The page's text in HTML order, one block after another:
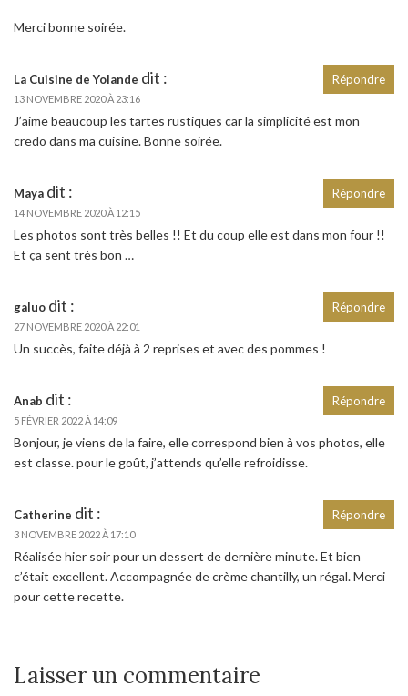
Merci bonne soirée.
La Cuisine de Yolande dit :
13 NOVEMBRE 2020 À 23:16
J’aime beaucoup les tartes rustiques car la simplicité est mon
credo dans ma cuisine. Bonne soirée.
Répondre
Maya dit :
14 NOVEMBRE 2020 À 12:15
Les photos sont très belles !! Et du coup elle est dans mon four !!
Et ça sent très bon …
Répondre
galuo dit :
27 NOVEMBRE 2020 À 22:01
Un succès, faite déjà à 2 reprises et avec des pommes !
Répondre
Anab dit :
5 FÉVRIER 2022 À 14:09
Bonjour, je viens de la faire, elle correspond bien à vos photos, elle
est classe. pour le goût, j’attends qu’elle refroidisse.
Répondre
Catherine dit :
3 NOVEMBRE 2022 À 17:10
Réalisée hier soir pour un dessert de dernière minute. Et bien
c’était excellent. Accompagnée de crème chantilly, un régal. Merci
pour cette recette.
Répondre
Laisser un commentaire